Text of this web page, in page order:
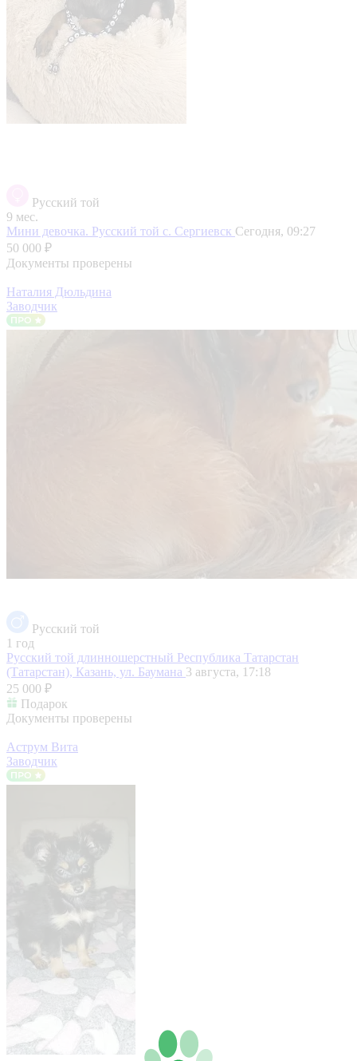
Русский той
9 мес.
Мини девочка. Русский той с. Сергиевск Сегодня, 09:27
50 000 ₽
Документы проверены
Наталия Дюльдина
Заводчик
Русский той
1 год
Русский той длинношерстный Республика Татарстан
(Татарстан), Казань, ул. Баумана 3 августа, 17:18
25 000 ₽
Подарок
Документы проверены
Аструм Вита
Заводчик